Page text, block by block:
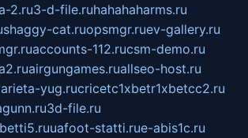
2.ru3-d-file.ruhahahaharms.ru
shaggy-cat.ruopsmgr.ruev-gallery.ru
accounts-112.rucsm-demo.ru
airgungames.ruallseo-host.ru
yug.rucricetc1xbetr1xbetcc2.ru
3d-file.ru
uafoot-statti.rue-abis1c.ru